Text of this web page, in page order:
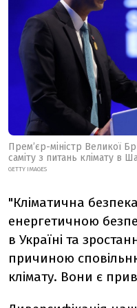
Прем’єр-міністр Великої
саміту з питань клімату в
GETTY IMAGES
"Кліматична
енергетичною
в Україні та
причиною
клімату. Вони є